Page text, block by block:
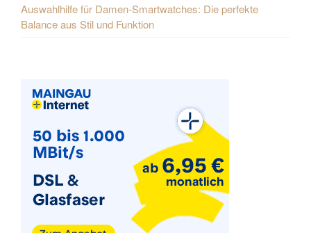
Auswahlhilfe für Damen-Smartwatches: Die perfekte
Balance aus Stil und Funktion